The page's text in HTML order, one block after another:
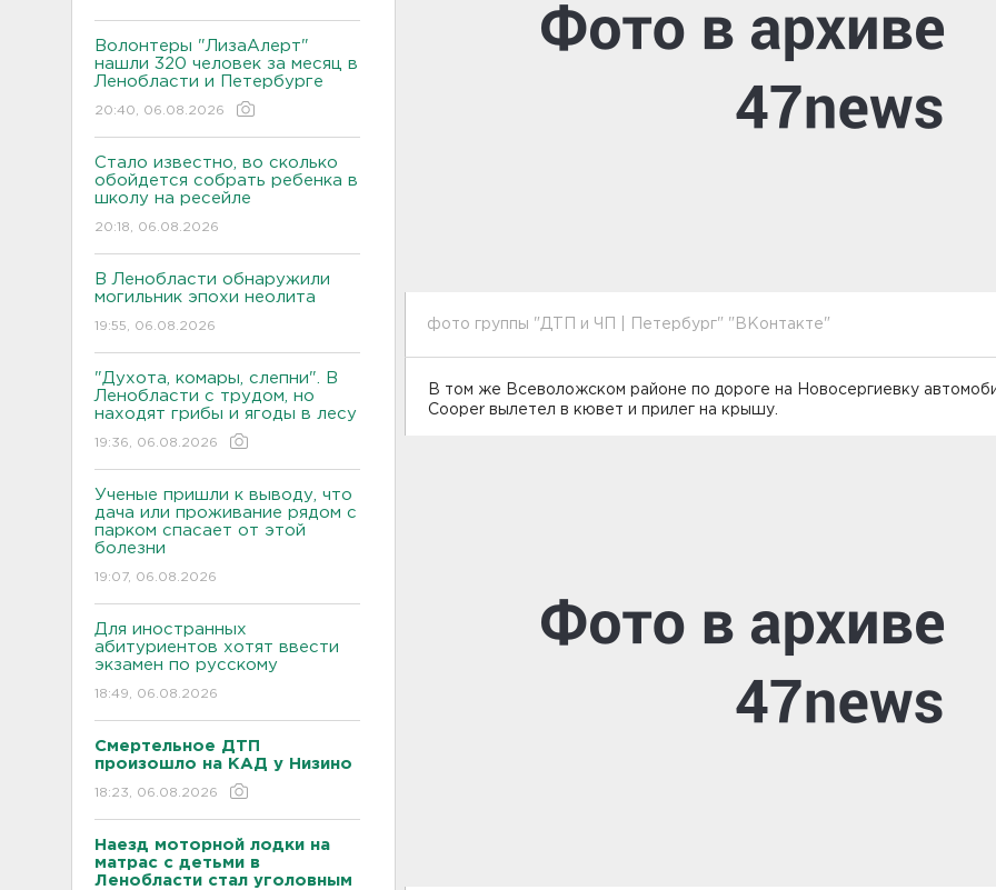
Волонтеры "ЛизаАлерт"
нашли 320 человек за месяц в
Ленобласти и Петербурге
20:40, 06.08.2026
Стало известно, во сколько
обойдется собрать ребенка в
школу на ресейле
20:18, 06.08.2026
В Ленобласти обнаружили
могильник эпохи неолита
19:55, 06.08.2026
"Духота, комары, слепни". В
Ленобласти с трудом, но
находят грибы и ягоды в лесу
19:36, 06.08.2026
Ученые пришли к выводу, что
дача или проживание рядом с
парком спасает от этой
болезни
19:07, 06.08.2026
Для иностранных
абитуриентов хотят ввести
экзамен по русскому
18:49, 06.08.2026
Смертельное ДТП
произошло на КАД у Низино
18:23, 06.08.2026
Наезд моторной лодки на
матрас с детьми в
Ленобласти стал уголовным
фото группы "ДТП и ЧП | Петербург" "ВКонтакте"
В том же Всеволожском районе по дороге на Новосергиевку
Cooper вылетел в кювет и прилег на крышу.